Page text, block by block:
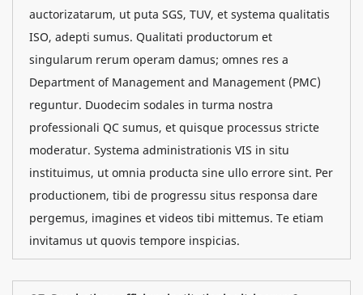
auctorizatarum, ut puta SGS, TUV, et systema qualitatis
ISO, adepti sumus. Qualitati productorum et
singularum rerum operam damus; omnes res a
Department of Management and Management (PMC)
reguntur. Duodecim sodales in turma nostra
professionali QC sumus, et quisque processus stricte
moderatur. Systema administrationis VIS in situ
instituimus, ut omnia producta sine ullo errore sint. Per
productionem, tibi de progressu situs responsa dare
pergemus, imagines et videos tibi mittemus. Te etiam
invitamus ut quovis tempore inspicias.